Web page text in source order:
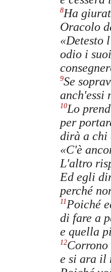
8Ha
Oracolo
«Detesto
odio i
9Se
anch'essi
10Lo
per
dirà a chi
«C'è
L'altro
Ed egli
perché
11 Poiché
di fare a
e quella
12
e si ara il